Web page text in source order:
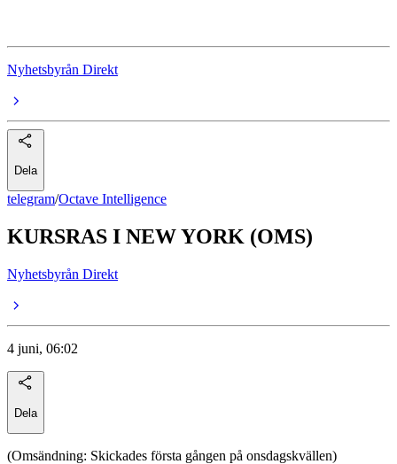
Nyhetsbyrån Direkt
Dela
telegram/Octave Intelligence
KURSRAS I NEW YORK (OMS)
Nyhetsbyrån Direkt
4 juni, 06:02
Dela
(Omsändning: Skickades första gången på onsdagskvällen)